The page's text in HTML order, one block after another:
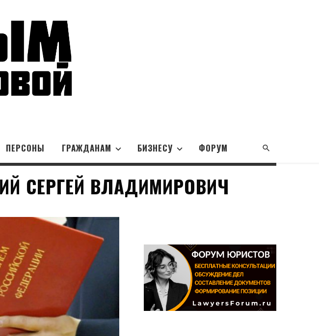
ПЕРСОНЫ ГРАЖДАНАМ БИЗНЕСУ ФОРУМ
СЕРГЕЙ ВЛАДИМИРОВИЧ